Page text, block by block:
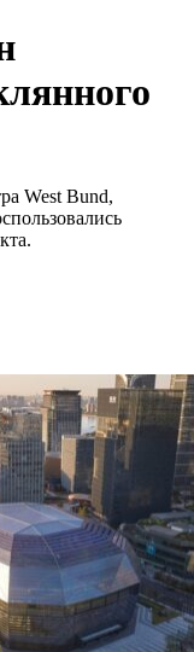
West Bund,